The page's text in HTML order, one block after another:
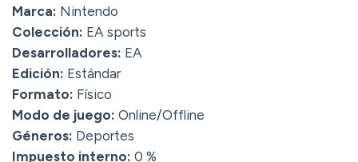
Marca: Nintendo
Colección: EA sports
Desarrolladores: EA
Edición: Estándar
Formato: Físico
Modo de juego: Online/Offline
Géneros: Deportes
Impuesto interno: 0 %